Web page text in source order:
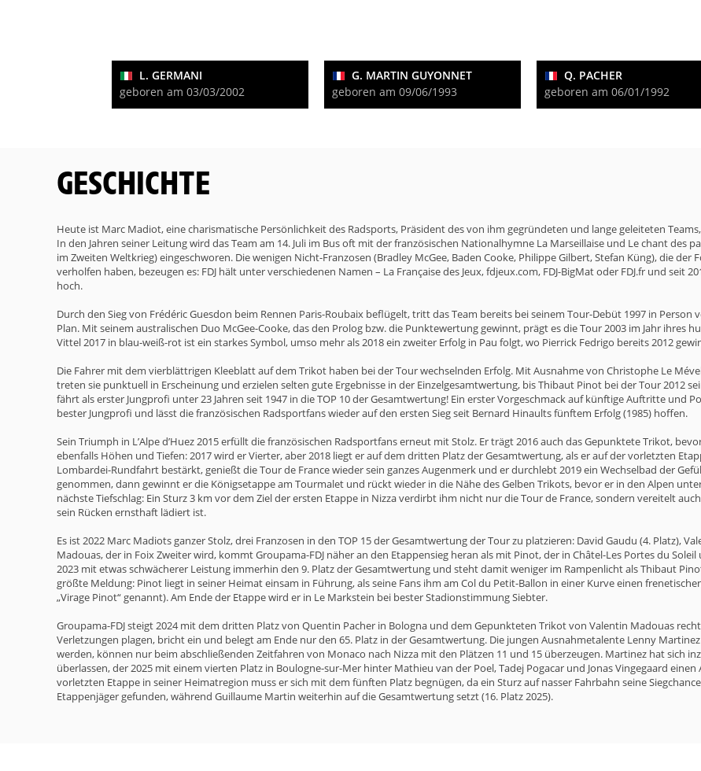
L. GERMANI
geboren am 03/03/2002
G. MARTIN GUYONNET
geboren am 09/06/1993
Q. PACHER
geboren am 06/01/1992
GESCHICHTE
Heute ist Marc Madiot, eine charismatische Persönlichkeit des Radsports, Präsident des von ihm gegründeten und lange geleiteten
In den Jahren seiner Leitung wird das Team am 14. Juli im Bus oft mit der französischen Nationalhymne La Marseillaise und Le chant des
im Zweiten Weltkrieg) eingeschworen. Die wenigen Nicht-Franzosen (Bradley McGee, Baden Cooke, Philippe Gilbert, Stefan Küng), die
verholfen haben, bezeugen es: FDJ hält unter verschiedenen Namen – La Française des Jeux, fdjeux.com, FDJ-BigMat oder FDJ.fr und seit
hoch.
Durch den Sieg von Frédéric Guesdon beim Rennen Paris-Roubaix beflügelt, tritt das Team bereits bei seinem Tour-Debüt 1997 in
Plan. Mit seinem australischen Duo McGee-Cooke, das den Prolog bzw. die Punktewertung gewinnt, prägt es die Tour 2003 im Jahr ihres
Vittel 2017 in blau-weiß-rot ist ein starkes Symbol, umso mehr als 2018 ein zweiter Erfolg in Pau folgt, wo Pierrick Fedrigo bereits 2012
Die Fahrer mit dem vierblättrigen Kleeblatt auf dem Trikot haben bei der Tour wechselnden Erfolg. Mit Ausnahme von Christophe Le Mével
treten sie punktuell in Erscheinung und erzielen selten gute Ergebnisse in der Einzelgesamtwertung, bis Thibaut Pinot bei der Tour 2012
fährt als erster Jungprofi unter 23 Jahren seit 1947 in die TOP 10 der Gesamtwertung! Ein erster Vorgeschmack auf künftige Auftritte und
bester Jungprofi und lässt die französischen Radsportfans wieder auf den ersten Sieg seit Bernard Hinaults fünftem Erfolg (1985) hoffen.
Sein Triumph in L’Alpe d’Huez 2015 erfüllt die französischen Radsportfans erneut mit Stolz. Er trägt 2016 auch das Gepunktete Trikot,
ebenfalls Höhen und Tiefen: 2017 wird er Vierter, aber 2018 liegt er auf dem dritten Platz der Gesamtwertung, als er auf der vorletzten
Lombardei-Rundfahrt bestärkt, genießt die Tour de France wieder sein ganzes Augenmerk und er durchlebt 2019 ein Wechselbad der
genommen, dann gewinnt er die Königsetappe am Tourmalet und rückt wieder in die Nähe des Gelben Trikots, bevor er in den Alpen
nächste Tiefschlag: Ein Sturz 3 km vor dem Ziel der ersten Etappe in Nizza verdirbt ihm nicht nur die Tour de France, sondern vereitelt
sein Rücken ernsthaft lädiert ist.
Es ist 2022 Marc Madiots ganzer Stolz, drei Franzosen in den TOP 15 der Gesamtwertung der Tour zu platzieren: David Gaudu (4. Platz),
Madouas, der in Foix Zweiter wird, kommt Groupama-FDJ näher an den Etappensieg heran als mit Pinot, der in Châtel-Les Portes du
2023 mit etwas schwächerer Leistung immerhin den 9. Platz der Gesamtwertung und steht damit weniger im Rampenlicht als Thibaut
größte Meldung: Pinot liegt in seiner Heimat einsam in Führung, als seine Fans ihm am Col du Petit-Ballon in einer Kurve einen
„Virage Pinot“ genannt). Am Ende der Etappe wird er in Le Markstein bei bester Stadionstimmung Siebter.
Groupama-FDJ steigt 2024 mit dem dritten Platz von Quentin Pacher in Bologna und dem Gepunkteten Trikot von Valentin Madouas
Verletzungen plagen, bricht ein und belegt am Ende nur den 65. Platz in der Gesamtwertung. Die jungen Ausnahmetalente Lenny
werden, können nur beim abschließenden Zeitfahren von Monaco nach Nizza mit den Plätzen 11 und 15 überzeugen. Martinez hat sich
überlassen, der 2025 mit einem vierten Platz in Boulogne-sur-Mer hinter Mathieu van der Poel, Tadej Pogacar und Jonas Vingegaard
vorletzten Etappe in seiner Heimatregion muss er sich mit dem fünften Platz begnügen, da ein Sturz auf nasser Fahrbahn seine
Etappenjäger gefunden, während Guillaume Martin weiterhin auf die Gesamtwertung setzt (16. Platz 2025).